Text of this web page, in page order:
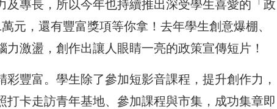
專長，所以今年也持續推出深受學生喜愛的「政
元，還有豐富獎項等你拿！去年學生創意爆棚、
激盪，創作出讓人眼睛一亮的政策宣傳短片！
豐富。學生除了參加短影音課程，提升創作力，
卡走訪青年基地、參加課程與市集，成功集章即